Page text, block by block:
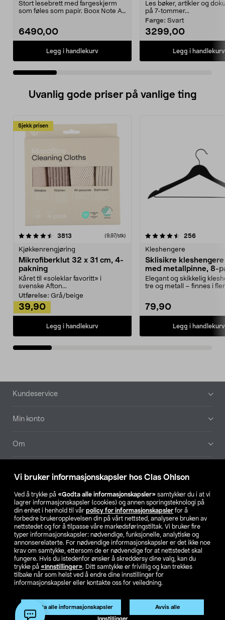
Vi bruker informasjonskapsler hos Clas Ohlson
Ved å trykke på «Godta alle informasjonskapsler» samtykker du i at vi
lagrer informasjonskapsler (cookies) og annen sporingsteknologi på
din enhet i henhold til vår policy for informasjonskapsler for å
forbedre brukeropplevelsen din på vårt nettsted, analysere bruken av
nettstedet og for å tilpasse våre markedsføringstiltak. Vi bruker fire
typer informasjonskapsler: nødvendige, funksjonelle, analytiske og
annonserelaterte. For nødvendige informasjonskapsler er det ikke noe
krav om samtykke, ettersom de er nødvendige for at nettstedet skal
fungere. Hvis du istedenfor ønsker å skreddersy dine valg, kan du
trykke på «Innstillinger». Ditt samtykke er frivillig og kan trekkes
tilbake når som helst ved å endre dine innstillinger for
informasjonskapsler eller kontakte oss for veiledning.
Godta alle informasjonskapsler Avvis alle
Innstillinger
Stort lesebrett med fargeskjerm
som føles som papir. Boox Note Air
6490,00
Legg i handlekurv
Les bøker, artikler og
på 7-tommer...
Farge: Svart
3299,00
Legg i handlekurv
Uvanlig gode priser på vanlige ting
Sjekk prisen
3813 anmeldelser(9,97/stk)
Kjøkkenrengjøring
Mikrofiberklut 32 x 31 cm, 4-
pakning
Kåret til «soleklar favoritt» i
svenske Afton...
Utførelse: Grå/beige
39,90
Legg i handlekurv
4.5av 5 stjerner 256
Kleshengere
Sklisikre
med metallpinne, 8-
Elegant og skikkelig
tre og metall – finnes i
79,90
Legg i handlekurv
4.5av 5 stjerner
Bunntekst
Kundeservice
Min konto
Om
Våre selskaper
Finn din butikk
SE NO FI
Privacy statement Medlemsvilkår Kjøpsvilkår
For bedrifter